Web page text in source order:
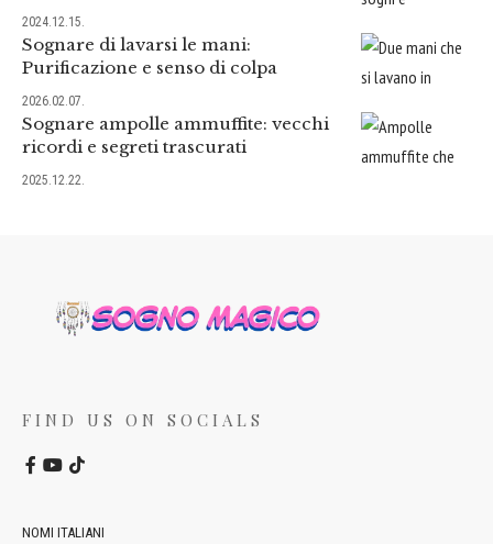
2024.12.15.
Sognare di lavarsi le mani:
Purificazione e senso di colpa
2026.02.07.
Sognare ampolle ammuffite: vecchi
ricordi e segreti trascurati
2025.12.22.
FIND US ON SOCIALS
NOMI ITALIANI